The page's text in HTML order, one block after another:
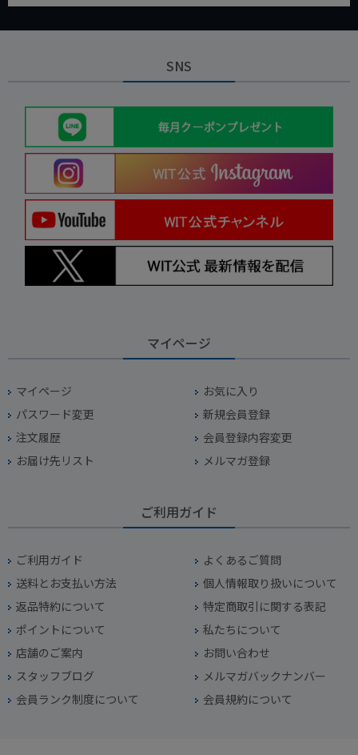
SNS
マイページ
マイページ
お気に入り
パスワード変更
新規会員登録
注文履歴
会員登録内容変更
お届け先リスト
メルマガ登録
ご利用ガイド
ご利用ガイド
よくあるご質問
送料とお支払い方法
個人情報取り扱いについて
返品特約について
特定商取引に関する表記
ポイントについて
私たちについて
店舗のご案内
お問い合わせ
スタッフブログ
メルマガバックナンバー
会員ランク制度について
会員規約について